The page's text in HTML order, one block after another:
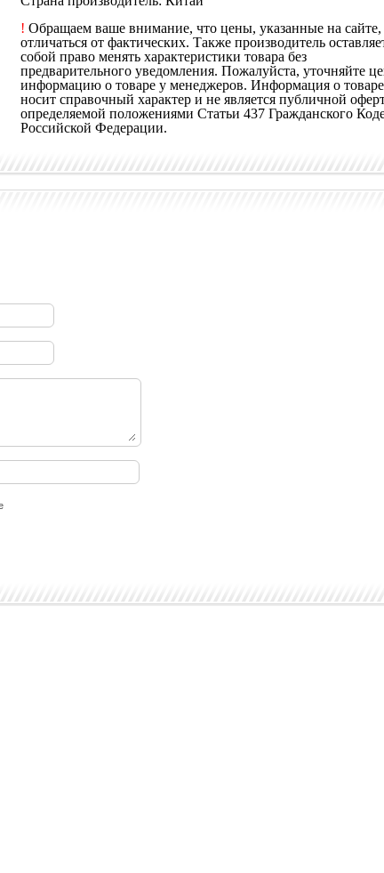
! Обращаем ваше внимание, что цены, указанные на сайте,
отличаться от фактических. Также производитель
собой право менять характеристики товара без
предварительного уведомления. Пожалуйста, уточняйте
информацию о товаре у менеджеров. Информация о товаре
носит справочный характер и не является публичной
определяемой положениями Статьи 437 Гражданского
Российской Федерации.